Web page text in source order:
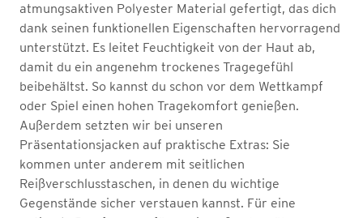
atmungsaktiven Polyester Material gefertigt, das dich
dank seinen funktionellen Eigenschaften hervorragend
unterstützt. Es leitet Feuchtigkeit von der Haut ab,
damit du ein angenehm trockenes Tragegefühl
beibehältst. So kannst du schon vor dem Wettkampf
oder Spiel einen hohen Tragekomfort genießen.
Außerdem setzten wir bei unseren
Präsentationsjacken auf praktische Extras: Sie
kommen unter anderem mit seitlichen
Reißverschlusstaschen, in denen du wichtige
Gegenstände sicher verstauen kannst. Für eine